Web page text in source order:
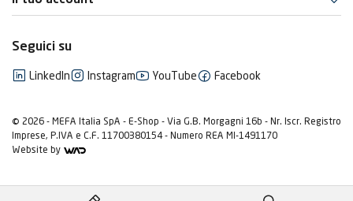
Seguici su
LinkedIn Instagram YouTube Facebook
© 2026 - MEFA Italia SpA - E-Shop - Via G.B. Morgagni 16b - Nr. Iscr. Registro
Imprese, P.IVA e C.F. 11700380154 - Numero REA MI-1491170
Website by